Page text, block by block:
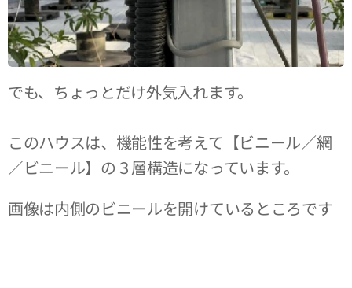
でも、ちょっとだけ外気入れます。
このハウスは、機能性を考えて【ビニール／網
／ビニール】の３層構造になっています。
画像は内側のビニールを開けているところです